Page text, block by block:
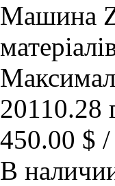
Машина
20110.28
450.00 $
В